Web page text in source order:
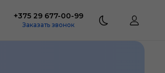
+375 29 677-00-99
Заказать звонок